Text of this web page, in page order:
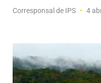
Corresponsal de IPS 4